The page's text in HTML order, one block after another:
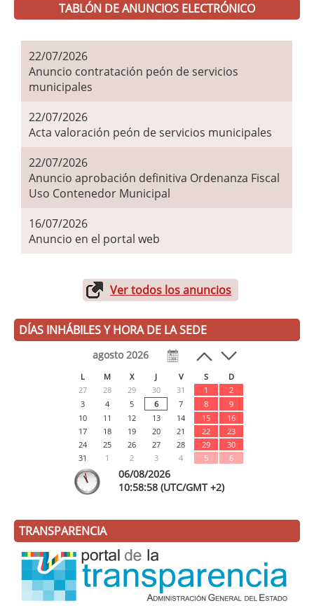
TABLÓN DE ANUNCIOS ELECTRÓNICO
22/07/2026
Anuncio contratación peón de servicios
municipales
22/07/2026
Acta valoración peón de servicios municipales
22/07/2026
Anuncio aprobación definitiva Ordenanza Fiscal
Uso Contenedor Municipal
16/07/2026
Anuncio en el portal web
Ver todos los anuncios
DÍAS INHÁBILES Y HORA DE LA SEDE
agosto 2026
L M X J V S
D
27
28 29 30 31 1
2
3
4 5 6 7 8
9
10
11 12 13 14 15
16
17
18 19 20 21 22
23
24
25 26 27 28 29
30
31
1 2 3 4 5 6
06/08/2026
10:58:59 (UTC/GMT +2)
TRANSPARENCIA